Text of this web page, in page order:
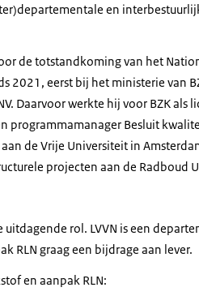
en
de totstandkoming van het
2021, eerst bij het ministerie van
Daarvoor werkte hij voor BZK als
programmamanager Besluit
de Vrije Universiteit in
projecten aan de Radboud
uitdagende rol. LVVN is een
RLN graag een bijdrage aan lever.
en aanpak RLN: